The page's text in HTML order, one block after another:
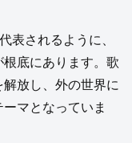
表されるように、
底にあります。歌
放し、外の世界に
マとなっていま